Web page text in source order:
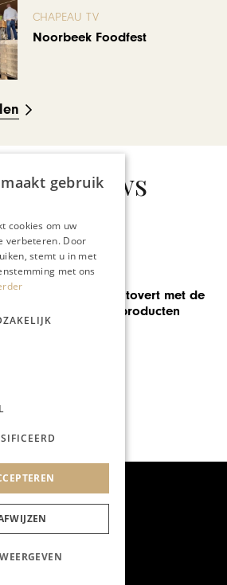
CHAPEAU TV
Noorbeek Foodfest
nieuws
GASTRONOMIE
Ralf Berendsen tovert met de
meest exquise producten
gebruik
cookies om uw
verbeteren. Door
stemt u in met
met ons